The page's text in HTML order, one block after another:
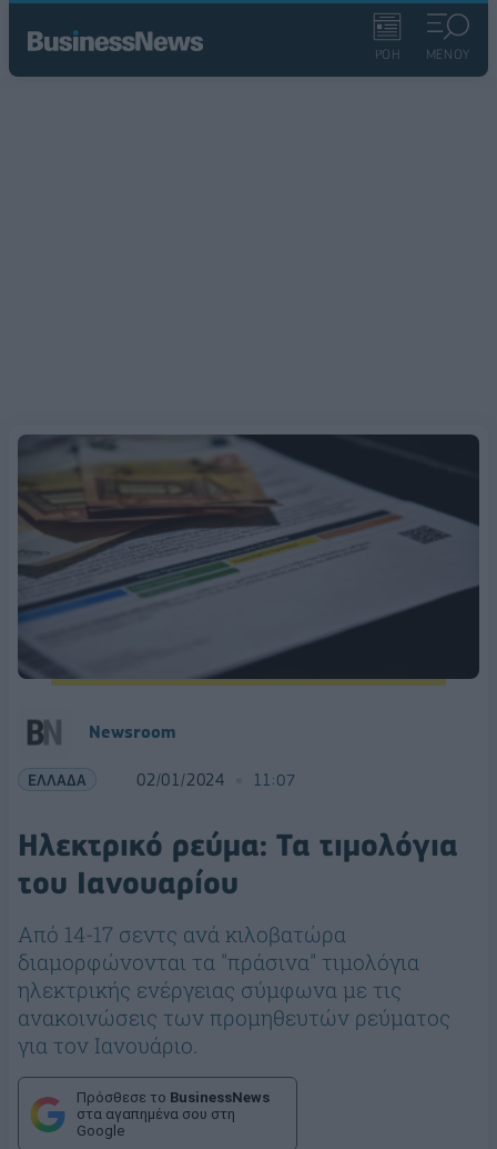
ΡΟΗ ΜΕΝΟΥ
Newsroom
ΕΛΛΑΔΑ 02/01/2024 11:07
Ηλεκτρικό ρεύμα: Τα τιμολόγια
του Ιανουαρίου
Από 14-17 σεντς ανά κιλοβατώρα
διαμορφώνονται τα "πράσινα" τιμολόγια
ηλεκτρικής ενέργειας σύμφωνα με τις
ανακοινώσεις των προμηθευτών ρεύματος
για τον Ιανουάριο.
Πρόσθεσε το BusinessNews
στα αγαπημένα σου στη
Google